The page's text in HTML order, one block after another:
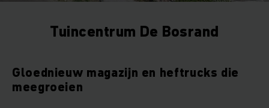
Tuincentrum De Bosrand
Gloednieuw magazijn en heftrucks die
meegroeien